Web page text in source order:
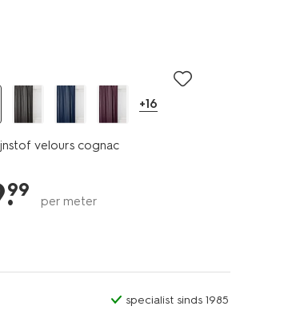
+16
velours cognac
.
99
per meter
specialist sinds 1985